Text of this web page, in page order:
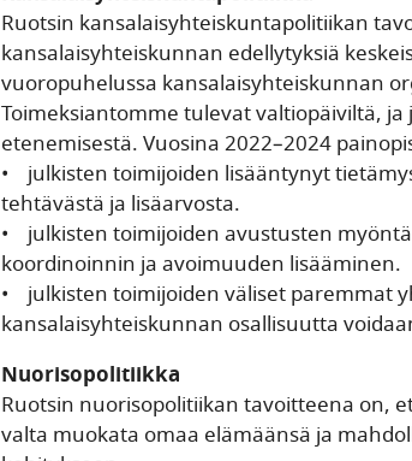
Ruotsin kansalaisyhteiskuntapolitiikan
kansalaisyhteiskunnan edellytyksiä
vuoropuhelussa kansalaisyhteiskunnan
Toimeksiantomme tulevat valtiopäiviltä,
etenemisestä. Vuosina 2022–2024
• julkisten toimijoiden lisääntynyt
tehtävästä ja lisäarvosta.
• julkisten toimijoiden avustusten
koordinoinnin ja avoimuuden lisääminen.
• julkisten toimijoiden väliset paremmat
kansalaisyhteiskunnan osallisuutta
Nuorisopolitiikka
Ruotsin nuorisopolitiikan tavoitteena on,
valta muokata omaa elämäänsä ja